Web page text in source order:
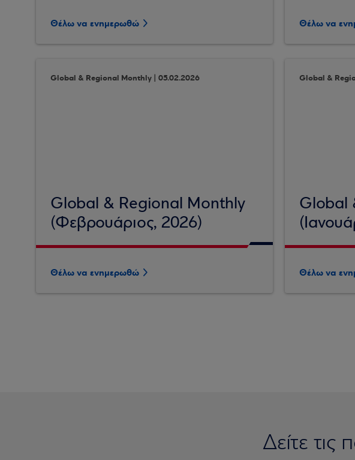
Θέλω να ενημερωθώ Θέλω να
Global & Regional Monthly | 05.02.2026
Global & Regional Monthly
(Φεβρουάριος, 2026)
Θέλω να ενημερωθώ
Global &
Global
Θέλω να
Δείτε τις